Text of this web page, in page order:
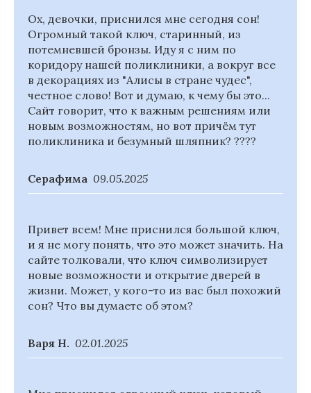
Ох, девочки, приснился мне сегодня сон!
Огромный такой ключ, старинный, из
потемневшей бронзы. Иду я с ним по
коридору нашей поликлиники, а вокруг все
в декорациях из "Алисы в стране чудес",
честное слово! Вот и думаю, к чему бы это...
Сайт говорит, что к важным решениям или
новым возможностям, но вот причём тут
поликлиника и безумный шляпник? ????
Серафима 09.05.2025
Привет всем! Мне приснился большой ключ,
и я не могу понять, что это может значить. На
сайте толковали, что ключ символизирует
новые возможности и открытие дверей в
жизни. Может, у кого-то из вас был похожий
сон? Что вы думаете об этом?
Варя Н. 02.01.2025